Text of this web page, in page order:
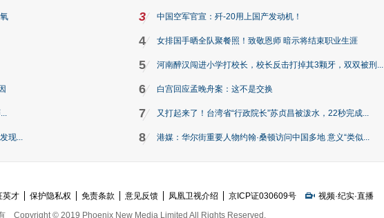
现...
3 中国空军官宣：歼-20用上国产发动机！
4 女排国手晒全队聚餐照！致敬恩师 暗示将结束职业生涯
5 河南醉汉闯进小学打校长，校长反击打掉其3颗牙，双双被刑...
6 白宫回应孟晚舟案：这不是交换
7 又打起来了！台湾省“行政院长”苏贞昌被泼水，22秒完成...
8 港媒：华尔街重要人物约翰·桑顿访问中国多地 意义“类似...
英才 保护隐私权 免责条款 意见反馈 凤凰卫视介绍 京ICP证030609号 视频·纪实·直播
Copyright © 2019 Phoenix New Media Limited All Rights Reserved.